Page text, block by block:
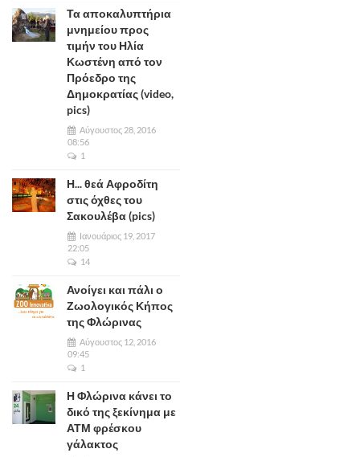
Τα αποκαλυπτήρια
μνημείου προς
τιμήν του Ηλία
Κωστένη από τον
Πρόεδρο της
Δημοκρατίας (video,
pics)
Αύγουστος 28, 2016
08:56
1
Η... θεά Αφροδίτη
στις όχθες του
Σακουλέβα (pics)
Ιανουάριος 19, 2017
22:05
14
Ανοίγει και πάλι ο
Ζωολογικός Κήπος
της Φλώρινας
Αύγουστος 12, 2016
09:45
1
Η Φλώρινα κάνει το
δικό της ξεκίνημα με
ΑΤΜ φρέσκου
γάλακτος